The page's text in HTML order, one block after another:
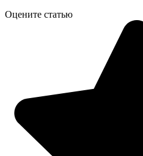
Оцените статью